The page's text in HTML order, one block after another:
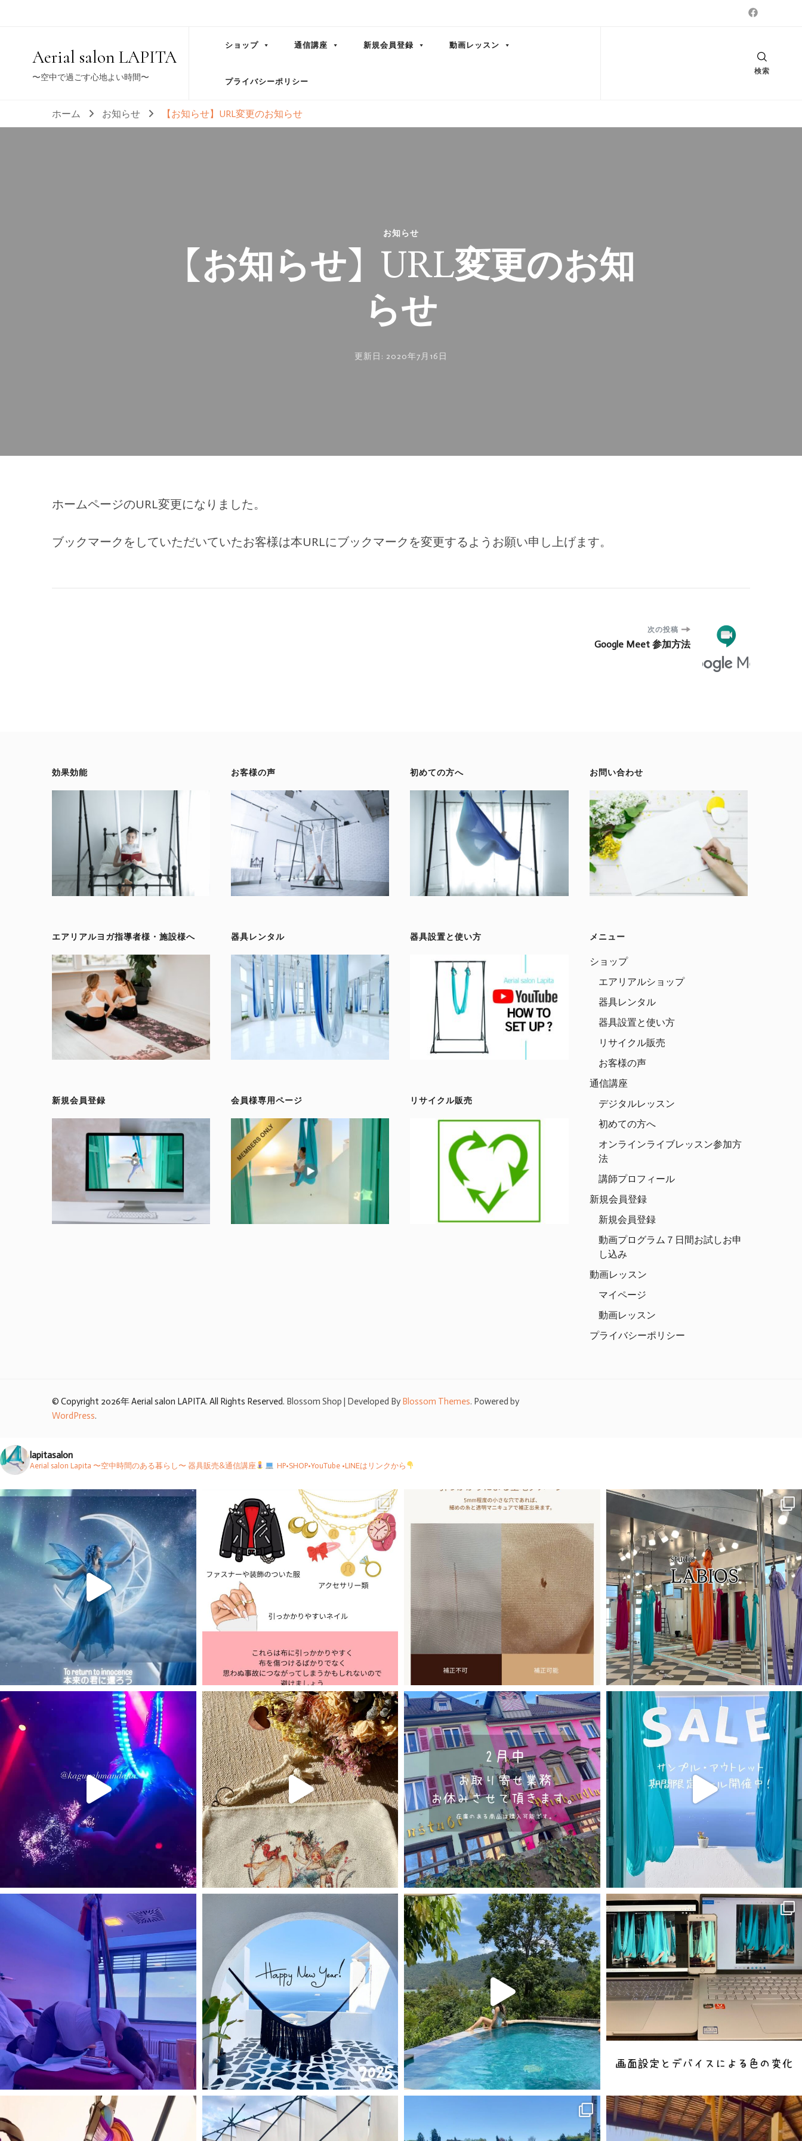
Aerial salon LAPITA
〜空中で過ごす心地よい時間〜
ショップ 通信講座 新規会員登録 動画レッスン
プライバシーポリシー
検索
ホーム お知らせ 【お知らせ】URL変更のお知らせ
お知らせ
【お知らせ】URL変更のお知
らせ
更新日: 2020年7月16日
ホームページのURL変更になりました。
ブックマークをしていただいていたお客様は本URLにブックマークを変更するようお願い申し上げます。
ー
ン
次の投稿
Google Meet 参加方法
効果効能
エアリアルヨガ指導者様・施設様へ
新規会員登録
お客様の声
器具レンタル
会員様専用ページ
初めての方へ
器具設置と使い方
リサイクル販売
お問い合わせ
メニュー
ショップ
エアリアルショップ
器具レンタル
器具設置と使い方
リサイクル販売
お客様の声
通信講座
デジタルレッスン
初めての方へ
オンラインライブレッスン参加方
法
講師プロフィール
新規会員登録
新規会員登録
動画プログラム７日間お試しお申
し込み
動画レッスン
マイページ
動画レッスン
プライバシーポリシー
© Copyright 2026年Aerial salon LAPITA. All Rights Reserved. Blossom Shop | Developed ByBlossom Themes. Powered by
WordPress.
lapitasalon
Aerial salon Lapita 〜空中時間のある暮らし〜 器具販売&通信講座 HP•SHOP•YouTube •LINEはリンクから